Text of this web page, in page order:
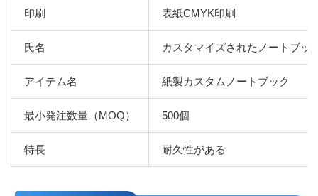
印刷 表紙CMYK印刷
氏名 カスタマイズされたノートブッ
アイテム名 紙製カスタムノートブック
最小発注数量（MOQ） 500個
特長 耐久性がある